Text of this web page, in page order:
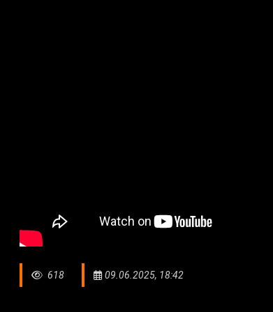
618 09.06.2025, 18:42